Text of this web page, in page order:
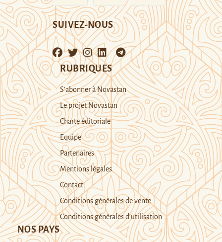
SUIVEZ-NOUS
RUBRIQUES
S’abonner à Novastan
Le projet Novastan
Charte éditoriale
Equipe
Partenaires
Mentions légales
Contact
Conditions générales de vente
Conditions générales d’utilisation
NOS PAYS